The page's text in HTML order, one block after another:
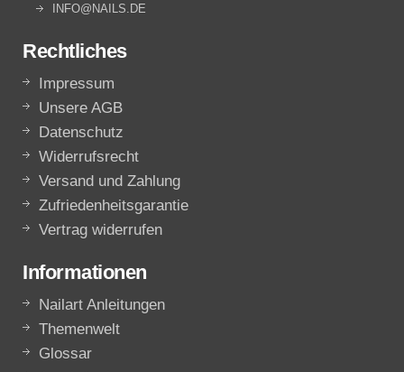
INFO@NAILS.DE
Rechtliches
Impressum
Unsere AGB
Datenschutz
Widerrufsrecht
Versand und Zahlung
Zufriedenheitsgarantie
Vertrag widerrufen
Informationen
Nailart Anleitungen
Themenwelt
Glossar